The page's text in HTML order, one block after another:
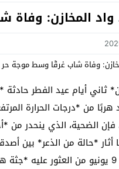
المخازن: وفاة
من *درجات الحرارة
أثار *حالة من الذعر* بين